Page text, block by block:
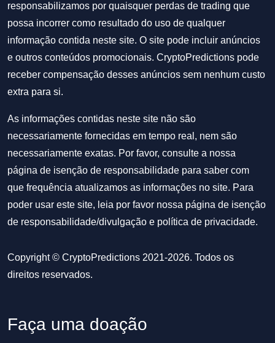
responsabilizamos por quaisquer perdas de trading que
possa incorrer como resultado do uso de qualquer
informação contida neste site. O site pode incluir anúncios
e outros conteúdos promocionais. CryptoPredictions pode
receber compensação desses anúncios sem nenhum custo
extra para si.
As informações contidas neste site não são
necessariamente fornecidas em tempo real, nem são
necessariamente exatas. Por favor, consulte a nossa
página de isenção de responsabilidade para saber com
que frequência atualizamos as informações no site. Para
poder usar este site, leia por favor nossa página de isenção
de responsabilidade/divulgação e política de privacidade.
Copyright © CryptoPredictions 2021-2026. Todos os
direitos reservados.
Faça uma doação